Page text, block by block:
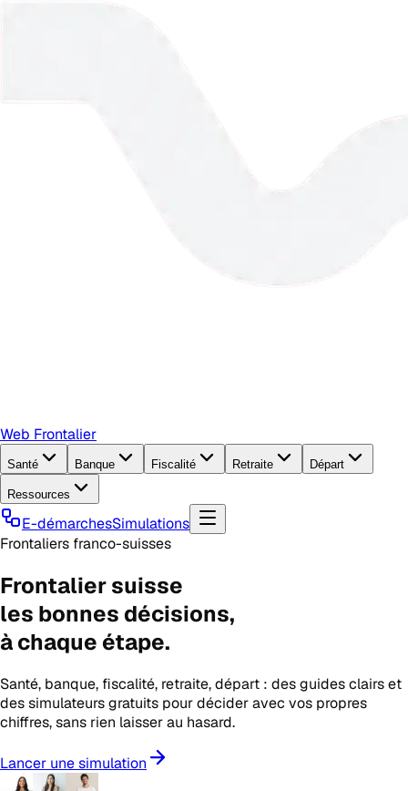
Web Frontalier
Santé Banque Fiscalité Retraite Départ
Ressources
E-démarchesSimulations
Frontaliers franco-suisses
Frontalier suisse
les bonnes décisions,
à chaque étape.
Santé, banque, fiscalité, retraite, départ : des guides clairs et
des simulateurs gratuits pour décider avec vos propres
chiffres, sans rien laisser au hasard.
Lancer une simulation